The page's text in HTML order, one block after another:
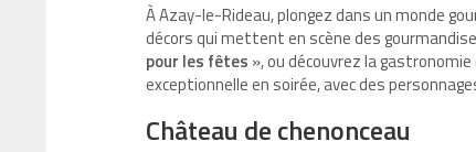
À Azay-le-Rideau, plongez dans un monde
décors qui mettent en scène des
pour les fêtes », ou découvrez la gastronomie
exceptionnelle en soirée, avec des
Château de chenonceau